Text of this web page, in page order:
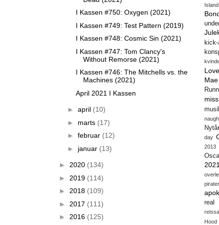
I Kassen #750: Oxygen (2021)
I Kassen #749: Test Pattern (2019)
I Kassen #748: Cosmic Sin (2021)
I Kassen #747: Tom Clancy's
Without Remorse (2021)
I Kassen #746: The Mitchells vs. the
Machines (2021)
April 2021 I Kassen
► april (10)
► marts (17)
► februar (12)
► januar (13)
► 2020 (134)
► 2019 (114)
► 2018 (109)
► 2017 (111)
► 2016 (125)
Island
Nytår
day
2013
pirater
real
Hood